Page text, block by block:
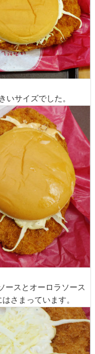
サイズでした。
ースとオーロラソース
さまっています。